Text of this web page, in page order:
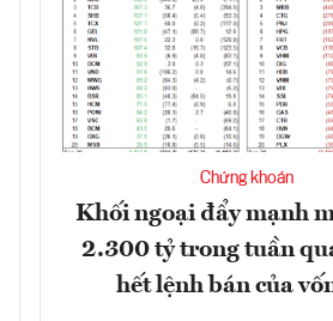
Chứng khoán
Khối ngoại đẩy mạnh
2.300 tỷ trong tuần
hết lệnh bán của